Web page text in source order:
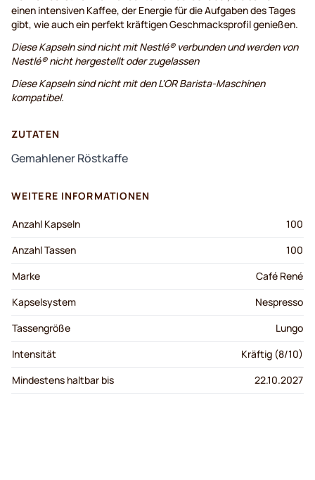
einen intensiven Kaffee, der Energie für die Aufgaben des Tages
gibt, wie auch ein perfekt kräftigen Geschmacksprofil genießen.
Diese Kapseln sind nicht mit Nestlé® verbunden und werden von
Nestlé® nicht hergestellt oder zugelassen
Diese Kapseln sind nicht mit den L'OR Barista-Maschinen
kompatibel.
ZUTATEN
Gemahlener Röstkaffe
WEITERE INFORMATIONEN
Anzahl Kapseln
100
Anzahl Tassen
100
Marke
Café René
Kapselsystem
Nespresso
Tassengröße
Lungo
Intensität
Kräftig (8/10)
Mindestens haltbar bis
22.10.2027